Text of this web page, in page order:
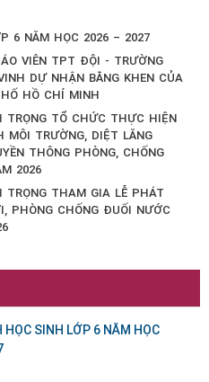
6 NĂM HỌC 2026 – 2027
VIÊN TPT ĐỘI - TRƯỜNG
DỰ NHẬN BẰNG KHEN CỦA
HỒ CHÍ MINH
TRỌNG TỔ CHỨC THỰC HIỆN
MÔI TRƯỜNG, DIỆT LĂNG
THÔNG PHÒNG, CHỐNG
2026
TRỌNG THAM GIA LỄ PHÁT
PHÒNG CHỐNG ĐUỐI NƯỚC
HỌC SINH LỚP 6 NĂM HỌC